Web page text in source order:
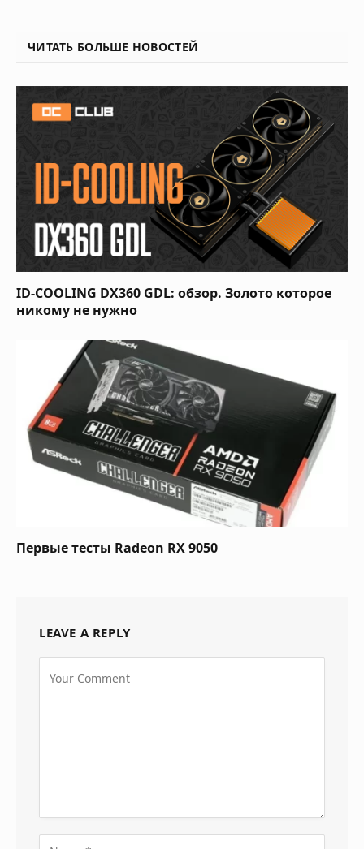
ЧИТАТЬ БОЛЬШЕ НОВОСТЕЙ
ID-COOLING DX360 GDL: обзор. Золото которое
никому не нужно
Первые тесты Radeon RX 9050
LEAVE A REPLY